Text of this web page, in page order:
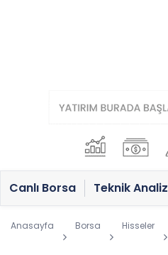
Canlı Borsa Teknik Analiz
Anasayfa Borsa Hisseler